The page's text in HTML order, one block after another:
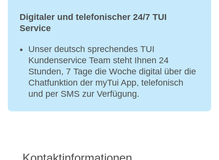
Digitaler und telefonischer 24/7 TUI
Service
Unser deutsch sprechendes TUI
Kundenservice Team steht Ihnen 24
Stunden, 7 Tage die Woche digital über die
Chatfunktion der myTui App, telefonisch
und per SMS zur Verfügung.